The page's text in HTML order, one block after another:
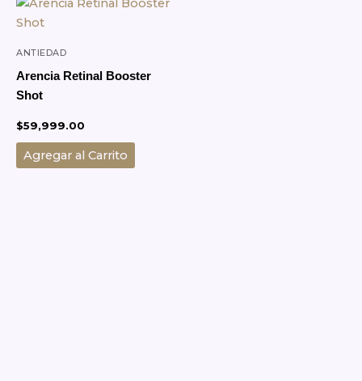
ANTIEDAD
Arencia Retinal Booster
Shot
$59,999.00
Agregar al Carrito